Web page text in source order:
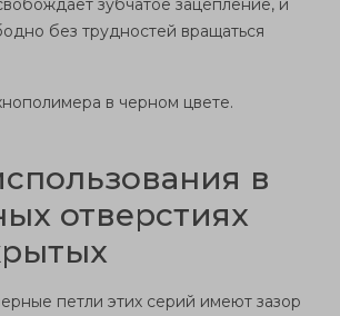
зубчатое зацепление, и
без трудностей вращаться
в черном цвете.
в
отверстиях
петли этих серий имеют зазор